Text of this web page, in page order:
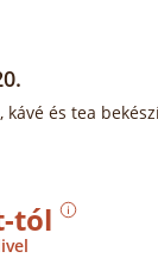
kávé és tea
tól